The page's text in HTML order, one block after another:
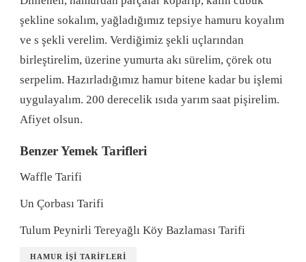
şekline sokalım, yağladığımız tepsiye hamuru koyalım
ve s şekli verelim. Verdiğimiz şekli uçlarından
birleştirelim, üzerine yumurta akı sürelim, çörek otu
serpelim. Hazırladığımız hamur bitene kadar bu işlemi
uygulayalım. 200 derecelik ısıda yarım saat pişirelim.
Afiyet olsun.
Benzer Yemek Tarifleri
Waffle Tarifi
Un Çorbası Tarifi
Tulum Peynirli Tereyağlı Köy Bazlaması Tarifi
HAMUR IŞI TARIFLERI